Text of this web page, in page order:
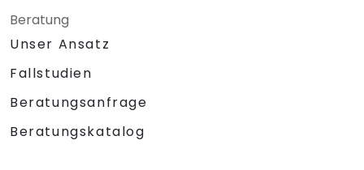
Beratung
Unser Ansatz
Fallstudien
Beratungsanfrage
Beratungskatalog